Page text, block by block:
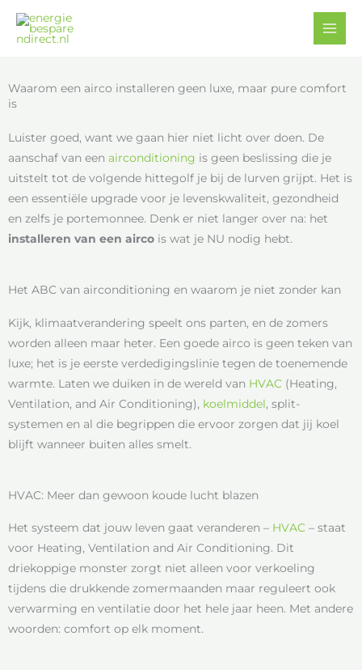
naar
Waarom een airco installeren geen luxe, maar pure comfort
is
Luister goed, want we gaan hier niet licht over doen. De
aanschaf van een airconditioning is geen beslissing die je
uitstelt tot de volgende hittegolf je bij de lurven grijpt. Het is
een essentiële upgrade voor je levenskwaliteit, gezondheid
en zelfs je portemonnee. Denk er niet langer over na: het
installeren van een airco is wat je NU nodig hebt.
Het ABC van airconditioning en waarom je niet zonder kan
Kijk, klimaatverandering speelt ons parten, en de zomers
worden alleen maar heter. Een goede airco is geen teken van
luxe; het is je eerste verdedigingslinie tegen de toenemende
warmte. Laten we duiken in de wereld van HVAC (Heating,
Ventilation, and Air Conditioning), koelmiddel, split-
systemen en al die begrippen die ervoor zorgen dat jij koel
blijft wanneer buiten alles smelt.
HVAC: Meer dan gewoon koude lucht blazen
Het systeem dat jouw leven gaat veranderen – HVAC – staat
voor Heating, Ventilation and Air Conditioning. Dit
driekoppige monster zorgt niet alleen voor verkoeling
tijdens die drukkende zomermaanden maar reguleert ook
verwarming en ventilatie door het hele jaar heen. Met andere
woorden: comfort op elk moment.